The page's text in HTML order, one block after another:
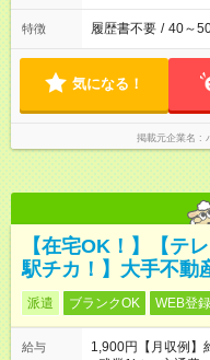
特徴 履歴書不要 / 40～
気になる！
掲載元企業名
【在宅OK！】【テ
駅チカ！】大手不動
派遣 ブランクOK WEB登
給与
1,900円【月収例】